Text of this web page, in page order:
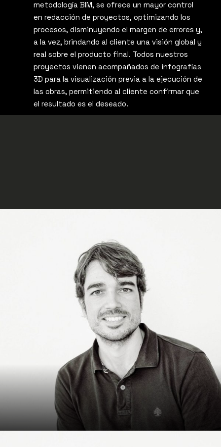
metodología BIM, se ofrece un mayor control
en redacción de proyectos, optimizando los
procesos, disminuyendo el margen de errores y,
a la vez, brindando al cliente una visión global y
real sobre el producto final. Todos nuestros
proyectos vienen acompañados de infografías
3D para la visualización previa a la ejecución de
las obras, permitiendo al cliente confirmar que
el resultado es el deseado.